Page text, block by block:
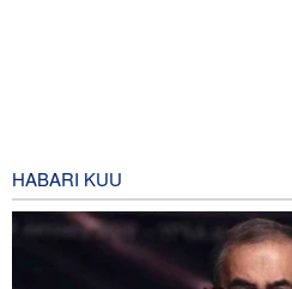
HABARI KUU